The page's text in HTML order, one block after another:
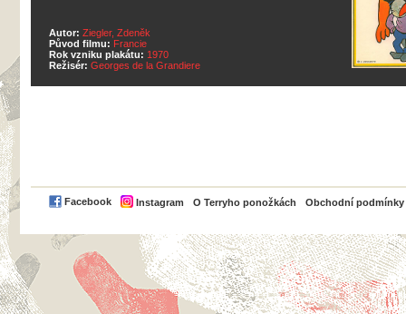
Autor: Ziegler, Zdeněk
Původ filmu: Francie
Rok vzniku plakátu: 1970
Režisér: Georges de la Grandiere
Facebook Instagram O Terryho ponožkách Obchodní podmínky
PayPal